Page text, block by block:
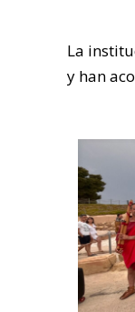
La
y han